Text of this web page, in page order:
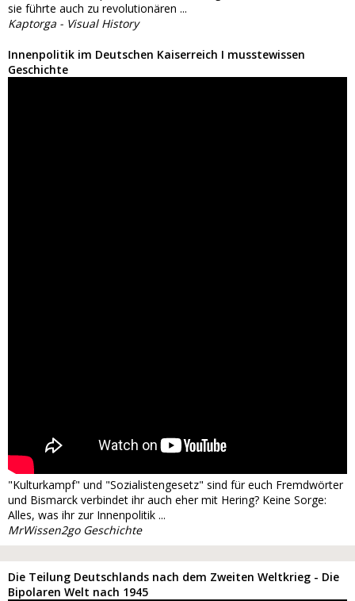
sie führte auch zu revolutionären ...
Kaptorga - Visual History
Innenpolitik im Deutschen Kaiserreich I musstewissen
Geschichte
"Kulturkampf" und "Sozialistengesetz" sind für euch Fremdwörter
und Bismarck verbindet ihr auch eher mit Hering? Keine Sorge:
Alles, was ihr zur Innenpolitik ...
MrWissen2go Geschichte
Die Teilung Deutschlands nach dem Zweiten Weltkrieg - Die
Bipolaren Welt nach 1945